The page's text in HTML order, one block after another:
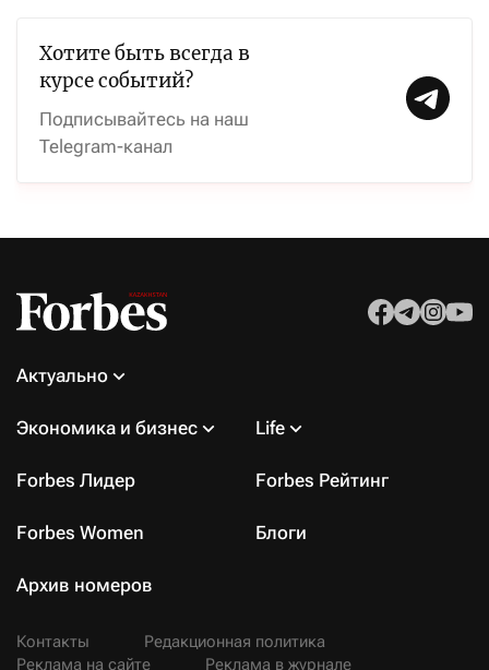
Хотите быть всегда в
курсе событий?
Подписывайтесь на наш
Telegram-канал
Актуально
Экономика и бизнес Life
Forbes Лидер Forbes Рейтинг
Forbes Women Блоги
Архив номеров
Контакты
Редакционная политика
Реклама на сайте
Реклама в журнале